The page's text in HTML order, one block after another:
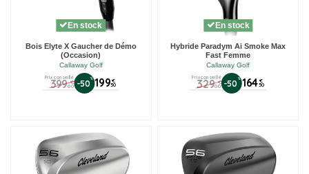
En stock
Bois Elyte X Gaucher de Démo
(Occasion)
Callaway Golf
Prix conseillé
399 €
00 -50% 199 €
50
En stock
Hybride Paradym Ai Smoke Max
Fast Femme
Callaway Golf
Prix conseillé
329 €
00 -50 % 164 €
50